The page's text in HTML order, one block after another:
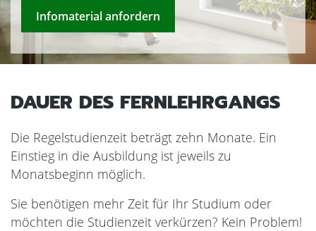
Infomaterial anfordern
DAUER DES FERNLEHRGANGS
Die Regelstudienzeit beträgt zehn Monate. Ein
Einstieg in die Ausbildung ist jeweils zu
Monatsbeginn möglich.
Sie benötigen mehr Zeit für Ihr Studium oder
möchten die Studienzeit verkürzen? Kein Problem!